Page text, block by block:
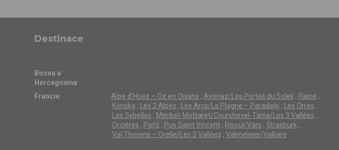
Destinace
Bosna a
Hercegovina
Francie
Alpe d'Huez – Oz en Oisans , Avoriaz/Les Portes du Soleil , Flaine ,
Korsika , Les 2 Alpes , Les Arcs/La Plagne – Paradiski , Les Orres ,
Les Sybelles , Méribel-Mottaret/Courchevel-Tania/Les 3 Vallées ,
Orcières , Paříž, Puy Saint Vincent, Risoul/Vars , Štrasburk,
Val Thorens – Orelle/Les 3 Vallées , Valmeinier/Valloire